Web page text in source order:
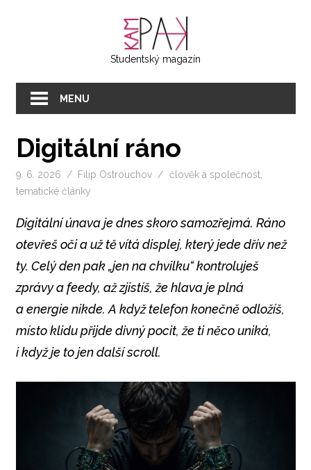
Studentský magazín
MENU
Digitální ráno
9. 6. 2026 Filip Ostrouchov člověk a společnost,
tematické články
Digitální únava je dnes skoro samozřejmá. Ráno
otevřeš oči a už tě vítá displej, který jede dřív než
ty. Celý den pak „jen na chvilku“ kontroluješ
zprávy a feedy, až zjistíš, že hlava je plná
a energie nikde. A když telefon konečně odložíš,
místo klidu přijde divný pocit, že ti něco uniká,
i když je to jen další scroll.